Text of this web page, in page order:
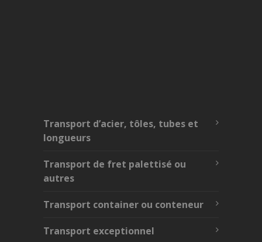
Transport d’acier, tôles, tubes et
longueurs
Transport de fret palettisé ou
autres
Transport container ou conteneur
Transport exceptionnel